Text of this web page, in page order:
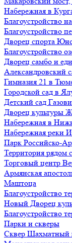
Набережная в
Благоустройство
Дворец спорта
Благоустройство
Дворец самбо и
Александровский
Гимназия 21 в
Городской сад в
Детский сад
Дворец культуры
Набережная в
Набережная реки
Парк Российско-
Территория
Торговый центр
Армянская
Маштоца
Благоустройство
Нoвый Двoрeц
Благоустройство
Парки и скверы
Сквер Шахматный